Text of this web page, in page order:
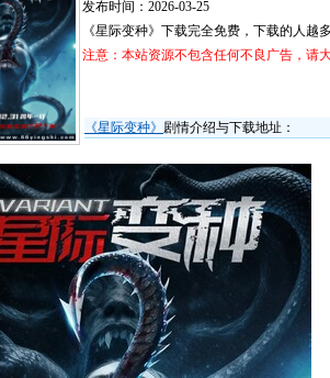
发布时间：2026-03-25
《星际变种》下载完全免费，下载的人越
注意：本站资源不包含任何不良广告，请
《星际变种》 剧情介绍与下载地址：